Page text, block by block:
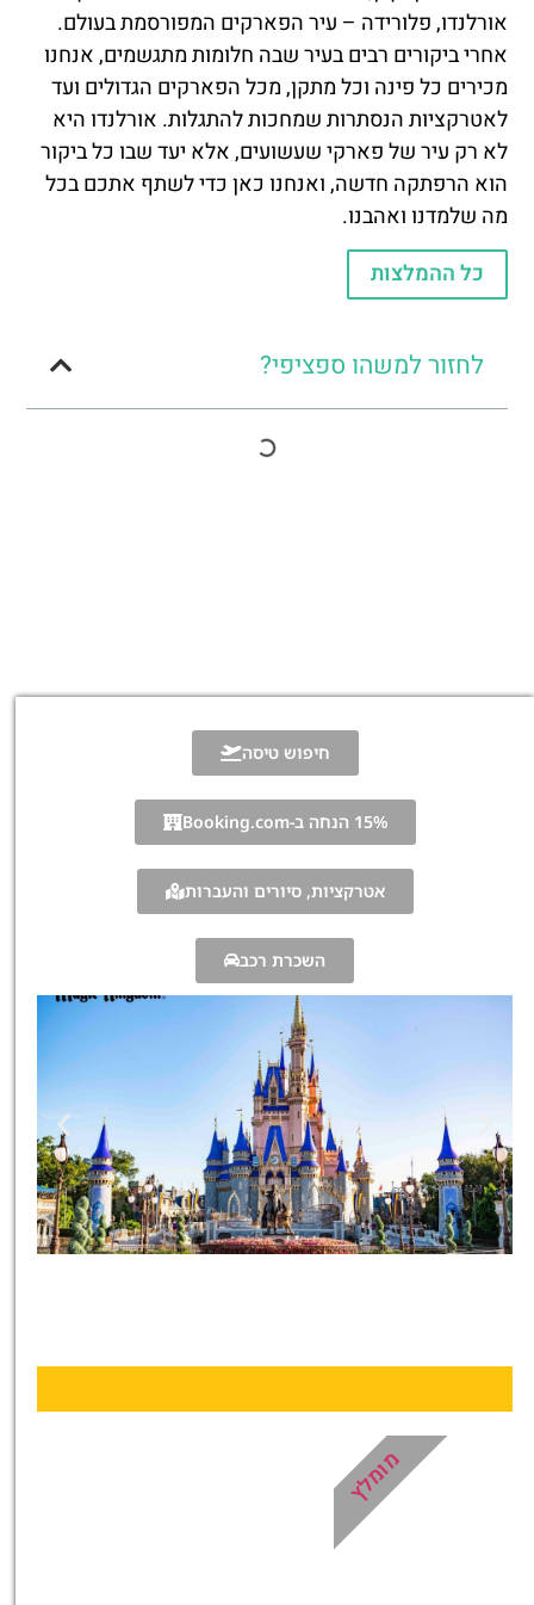
אורלנדו, פלורידה – עיר הפארקים המפורסמת בעולם.
אחרי ביקורים רבים בעיר שבה חלומות מתגשמים, אנחנו
מכירים כל פינה וכל מתקן, מכל הפארקים הגדולים ועד
לאטרקציות הנסתרות שמחכות להתגלות. אורלנדו היא
לא רק עיר של פארקי שעשועים, אלא יעד שבו כל ביקור
הוא הרפתקה חדשה, ואנחנו כאן כדי לשתף אתכם בכל
מה שלמדנו ואהבנו.
כל ההמלצות
לחזור למשהו ספציפי?
חיפוש טיסה
15% הנחה ב-Booking.com
אטרקציות, סיורים והעברות
השכרת רכב
קונים מראש
לחצו פה!
מומלץ